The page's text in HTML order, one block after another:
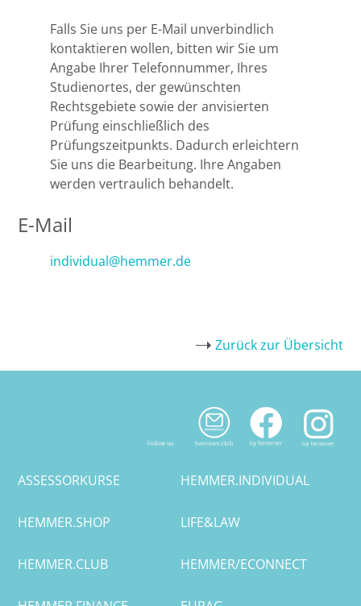
Falls Sie uns per E-Mail unverbindlich
kontaktieren wollen, bitten wir Sie um
Angabe Ihrer Telefonnummer, Ihres
Studienortes, der gewünschten
Rechtsgebiete sowie der anvisierten
Prüfung einschließlich des
Prüfungszeitpunkts. Dadurch erleichtern
Sie uns die Bearbeitung. Ihre Angaben
werden vertraulich behandelt.
E-Mail
individual@hemmer.de
Zurück zur Übersicht
ASSESSORKURSE HEMMER.INDIVIDUAL
HEMMER.SHOP LIFE&LAW
HEMMER.CLUB HEMMER/ECONNECT
Saarbrücken
Tübingen
Wiesbaden
Würzburg